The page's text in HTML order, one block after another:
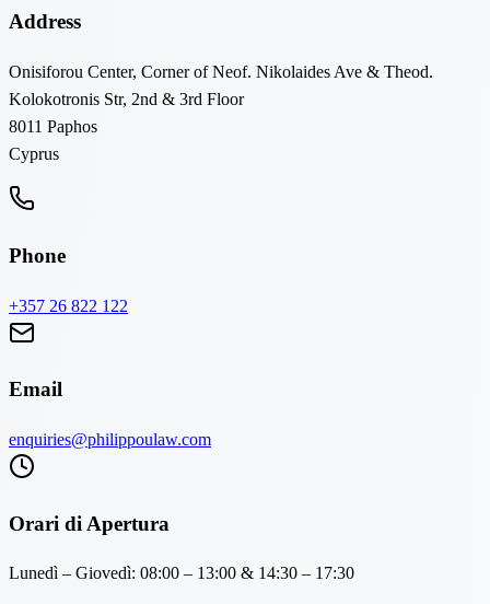
Address
Onisiforou Center, Corner of Neof. Nikolaides Ave & Theod.
Kolokotronis Str, 2nd & 3rd Floor
8011 Paphos
Cyprus
Phone
+357 26 822 122
Email
enquiries@philippoulaw.com
Orari di Apertura
Lunedì – Giovedì: 08:00 – 13:00 & 14:30 – 17:30